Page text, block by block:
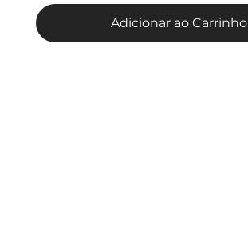
Adicionar ao Carrinho